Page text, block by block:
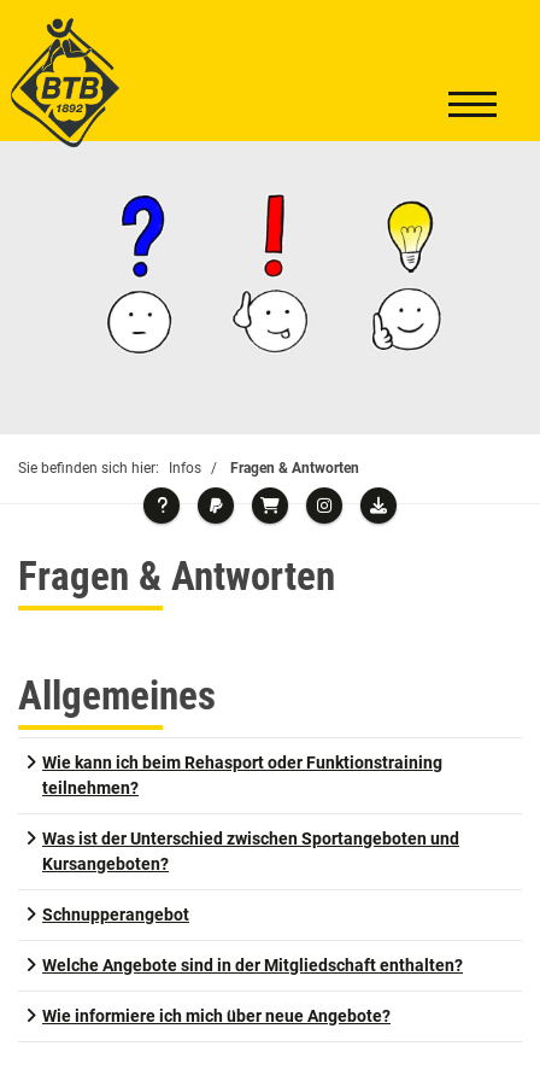
Sie befinden sich hier: Infos Fragen & Antworten
Fragen & Antworten
Allgemeines
Wie kann ich beim Rehasport oder Funktionstraining
teilnehmen?
Was ist der Unterschied zwischen Sportangeboten und
Kursangeboten?
Schnupperangebot
Welche Angebote sind in der Mitgliedschaft enthalten?
Wie informiere ich mich über neue Angebote?